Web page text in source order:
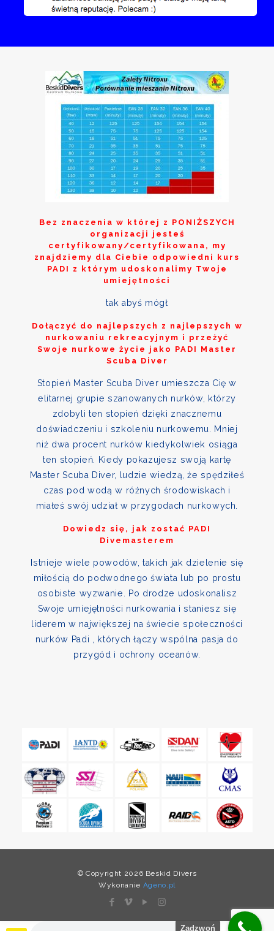
Bez znaczenia w której z PONIŻSZYCH
organizacji jesteś
certyfikowany/certyfikowana, my
znajdziemy dla Ciebie odpowiedni kurs
PADI z którym udoskonalimy Twoje
umiejętności
tak abyś mógł
Dołączyć do najlepszych z najlepszych w
nurkowaniu rekreacyjnym i przeżyć
Swoje nurkowe życie jako PADI Master
Scuba Diver
Stopień Master Scuba Diver umieszcza Cię w
elitarnej grupie szanowanych nurków, którzy
zdobyli ten stopień dzięki znacznemu
doświadczeniu i szkoleniu nurkowemu. Mniej
niż dwa procent nurków kiedykolwiek osiąga
ten stopień. Kiedy pokazujesz swoją kartę
Master Scuba Diver, ludzie wiedzą, że spędziłeś
czas pod wodą w różnych środowiskach i
miałeś swój udział w przygodach nurkowych.
Dowiedz się, jak zostać PADI
Divemasterem
Istnieje wiele powodów, takich jak dzielenie się
miłością do podwodnego świata lub po prostu
osobiste wyzwanie. Po drodze udoskonalisz
Swoje umiejętności nurkowania i staniesz się
liderem w największej na świecie społeczności
nurków Padi , których łączy wspólna pasja do
przygód i ochrony oceanów.
© Copyright 2026 Beskid Divers
Wykonanie Ageno.pl
Zadzwoń